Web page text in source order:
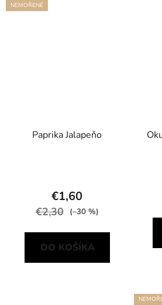
NEMOŘENÉ
Paprika Jalapeňo
€1,60
€2,30 (–30 %)
DO KOŠÍKA